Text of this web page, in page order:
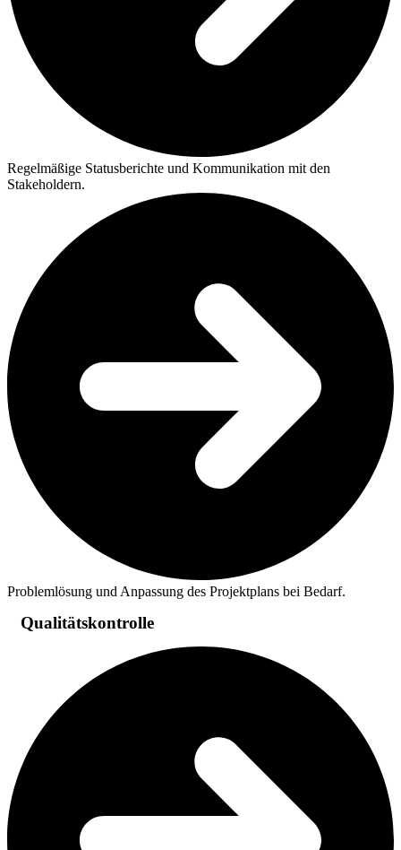
Regelmäßige Statusberichte und Kommunikation mit den
Stakeholdern.
Problemlösung und Anpassung des Projektplans bei Bedarf.
Qualitätskontrolle